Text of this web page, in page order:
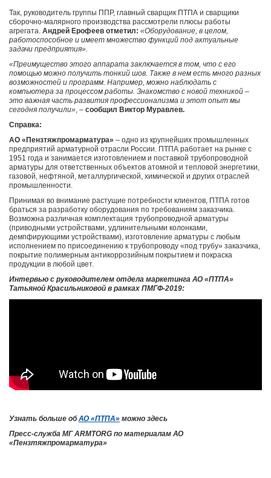
Так, руководитель группы ППР, главный сварщик ПТПА и сварщики
сборочно-малярного производства рассмотрели плюсы работы
агрегата. Андрей Ерофеев отметил: «Оборудование, в целом,
работоспособное и имеет множество функций под актуальные
задачи предприятия».
«Преимущество этого аппарата заключается в том, что с его
помощью можно получить тонкий шов. Также в нем есть много разных
возможностей и программ. Например, можно наблюдать с
компьютера за процессом работы. Знакомство с новой техникой –
это важная часть развития профессионализма и этот опыт мы
сегодня получили», – сообщил Виктор Муравлев.
Справка:
АО «Пензтяжпромарматура» – одно из крупнейших промышленных
предприятий арматурной отрасли России. ПТПА работает на рынке с
1951 года и занимается изготовлением и поставкой трубопроводной
арматуры для ответственных объектов атомной и тепловой энергетики,
газовой, нефтяной, металлургической, химической и других отраслей
промышленности.
Принимая во внимание растущие потребности клиентов, ПТПА готов
браться за разработку оборудования по требованиям заказчика.
Возможна различная комплектация трубопроводной арматуры
(приводными устройствами, удлинительными колонками,
демпфирующими устройствами), изготовление арматуры с любым
исполнением по присоединению к трубопроводу «под трубу» заказчика,
покрытие полимерным антикоррозийным покрытием и покраска
продукции в любой цвет.
Интервью с руководителем отдела маркетинга АО «ПТПА»
Татьяной Красильниковой в рамках ПМГФ-2019:
Узнать больше обАО «ПТПА» можно здесь
Пресс-служба МГ ARMTORG по материалам АО
«Пензтяжпромарматура»